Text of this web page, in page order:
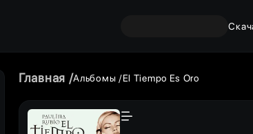
Главная Альбомы El Tiempo Es Oro